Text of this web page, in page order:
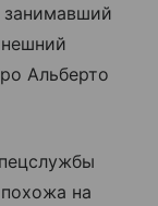
занимавший
Альберто
на